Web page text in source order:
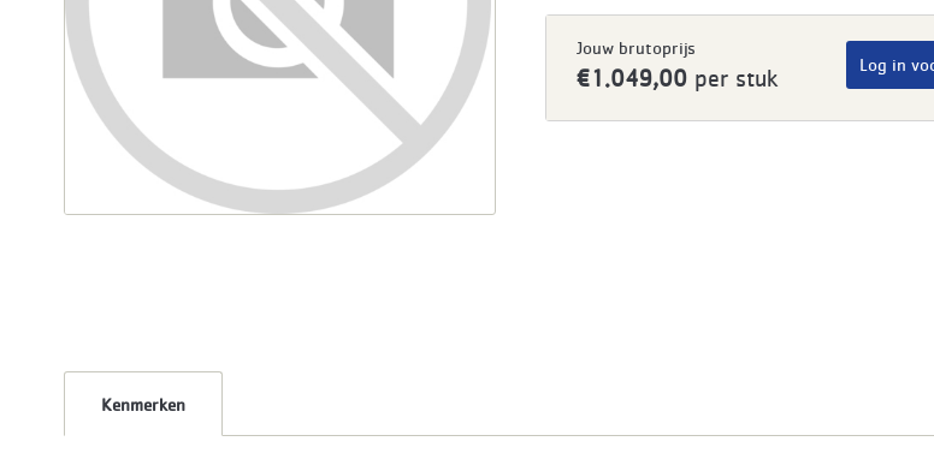
Jouw brutoprijs
€1.049,00 per stuk
Log in
Kenmerken